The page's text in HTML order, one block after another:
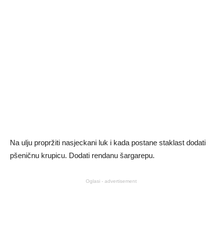
Na ulju propržiti nasjeckani luk i kada postane staklast dodati
pšeničnu krupicu. Dodati rendanu šargarepu.
Oglasi - advertisement